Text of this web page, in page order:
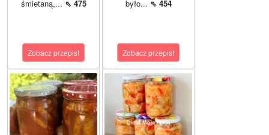
śmietaną,... ⇖ 475
Zobacz przepis!
było... ⇖ 454
Zobacz przepis!